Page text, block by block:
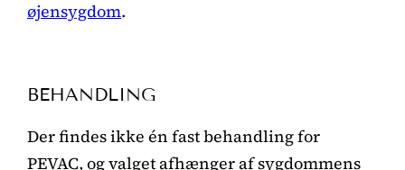
øjensygdom.
BEHANDLING
Der findes ikke én fast behandling for
PEVAC, og valget afhænger af sygdommens